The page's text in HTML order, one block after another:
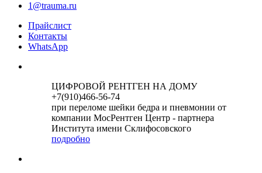
1@trauma.ru
Прайслист
Контакты
WhatsApp
ЦИФРОВОЙ РЕНТГЕН НА ДОМУ
+7(910)466-56-74
при переломе шейки бедра и пневмонии от
компании МосРентген Центр - партнера
Института имени Склифосовского
подробно